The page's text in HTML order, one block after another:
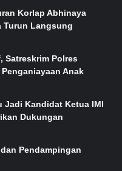
Korlap Abhinaya
Turun Langsung
Satreskrim Polres
Anak
Jadi Kandidat Ketua IMI
Dukungan
Pendampingan